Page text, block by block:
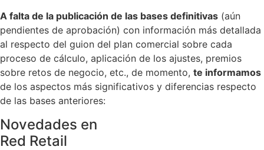
A falta de la publicación de las bases definitivas (aún
pendientes de aprobación) con información más detallada
al respecto del guion del plan comercial sobre cada
proceso de cálculo, aplicación de los ajustes, premios
sobre retos de negocio, etc., de momento, te informamos
de los aspectos más significativos y diferencias respecto
de las bases anteriores:
Novedades en
Red Retail